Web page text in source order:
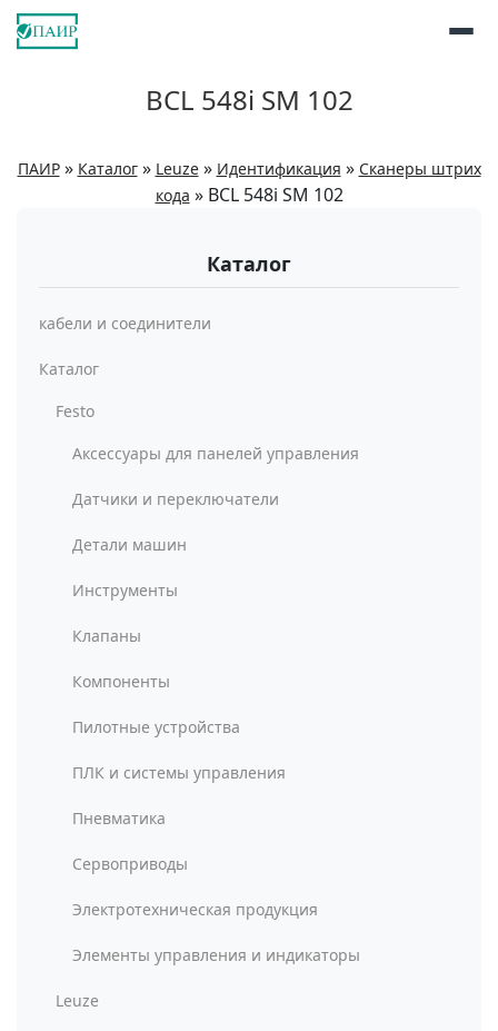
BCL 548i SM 102
ПАИР» Каталог» Leuze» Идентификация » Сканеры штрих
кода » BCL 548i SM 102
Каталог
кабели и соединители
Каталог
Festo
Аксессуары для панелей управления
Датчики и переключатели
Детали машин
Инструменты
Клапаны
Компоненты
Пилотные устройства
ПЛК и системы управления
Пневматика
Сервоприводы
Электротехническая продукция
Элементы управления и индикаторы
Leuze